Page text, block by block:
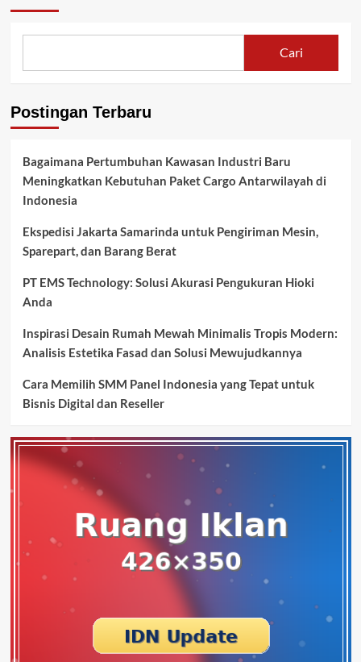
Cari
Postingan Terbaru
Bagaimana Pertumbuhan Kawasan Industri Baru
Meningkatkan Kebutuhan Paket Cargo Antarwilayah di
Indonesia
Ekspedisi Jakarta Samarinda untuk Pengiriman Mesin,
Sparepart, dan Barang Berat
PT EMS Technology: Solusi Akurasi Pengukuran Hioki
Anda
Inspirasi Desain Rumah Mewah Minimalis Tropis Modern:
Analisis Estetika Fasad dan Solusi Mewujudkannya
Cara Memilih SMM Panel Indonesia yang Tepat untuk
Bisnis Digital dan Reseller